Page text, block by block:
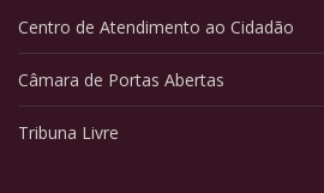
Centro de Atendimento ao Cidadão
Câmara de Portas Abertas
Tribuna Livre